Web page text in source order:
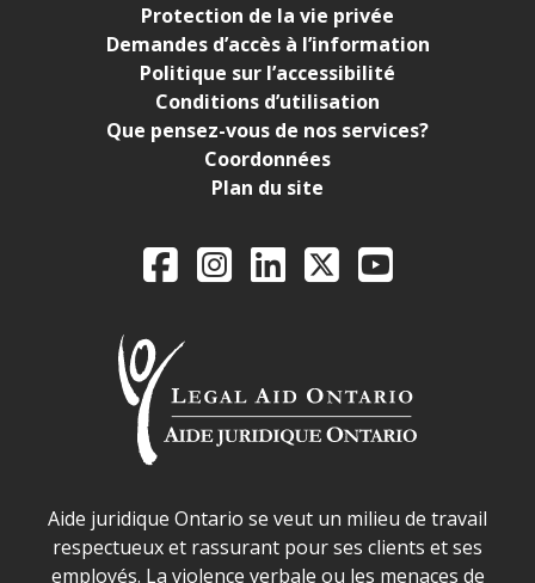
Protection de la vie privée
Demandes d’accès à l’information
Politique sur l’accessibilité
Conditions d’utilisation
Que pensez-vous de nos services?
Coordonnées
Plan du site
Legal Aid Ontario
FacebookInstagram
LinkedIn
X YouTube
Déclaration sur la sécurité dans les locaux d'AJO.
Aide juridique Ontario se veut un milieu de travail
respectueux et rassurant pour ses clients et ses
employés. La violence verbale ou les menaces de